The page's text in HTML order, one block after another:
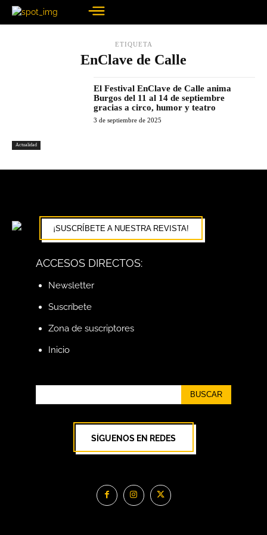
ETIQUETA
EnClave de Calle
Actualidad
El Festival EnClave de Calle anima
Burgos del 11 al 14 de septiembre
gracias a circo, humor y teatro
3 de septiembre de 2025
¡SUSCRÍBETE A NUESTRA REVISTA!
ACCESOS DIRECTOS:
Newsletter
Suscríbete
Zona de suscriptores
Inicio
BUSCAR
SÍGUENOS EN REDES